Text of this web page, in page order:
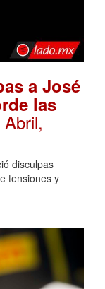
a José
las
disculpas
tensiones y